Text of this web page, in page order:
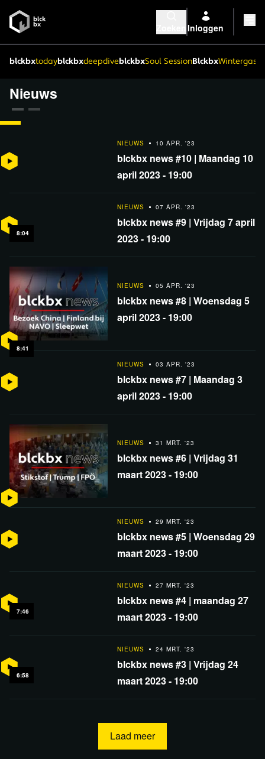
Inloggen
blckbxtodayblckbxdeepdiveblckbxSoul SessionBlckbx
Nieuws
NIEUWS 10 APR. '23
blckbx news #10 | Maandag 10
april 2023 - 19:00
8:04
NIEUWS 07 APR. '23
blckbx news #9 | Vrijdag 7 april
2023 - 19:00
8:41
NIEUWS 05 APR. '23
blckbx news #8 | Woensdag 5
april 2023 - 19:00
NIEUWS 03 APR. '23
blckbx news #7 | Maandag 3
april 2023 - 19:00
NIEUWS 31 MRT. '23
blckbx news #6 | Vrijdag 31
maart 2023 - 19:00
NIEUWS 29 MRT. '23
blckbx news #5 | Woensdag 29
maart 2023 - 19:00
7:46
NIEUWS 27 MRT. '23
blckbx news #4 | maandag 27
maart 2023 - 19:00
6:58
NIEUWS 24 MRT. '23
blckbx news #3 | Vrijdag 24
maart 2023 - 19:00
Laad meer